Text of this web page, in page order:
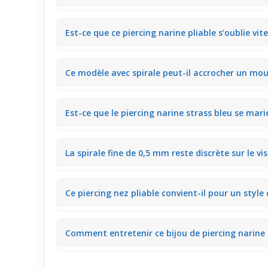
aiment une petite touche colorée délicate.
Est-ce que ce piercing narine pliable s’oublie
quotidien même pour un usage prolongé.
Ce modèle avec spirale peut-il accrocher un
pas l’utilisation quotidienne lors d’une sortie ou au
Est-ce que le piercing narine strass bleu se
style maquillage, même pour une soirée ou un
La spirale fine de 0,5 mm reste discrète sur le
sans attirer une attention excessive.
Ce piercing nez pliable convient-il pour un style
tous les jours sans surcharge.
Comment entretenir ce bijou de piercing narine